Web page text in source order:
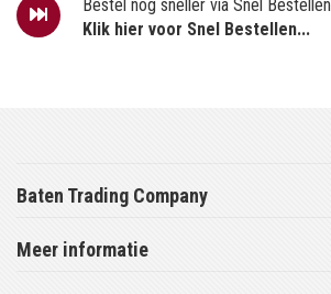
Bestel nog sneller via Snel Bestellen
Klik hier voor Snel Bestellen...
Baten Trading Company
Meer informatie